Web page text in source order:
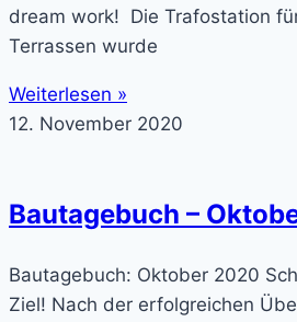
dream work! Die Trafostation
Terrassen wurde
Weiterlesen »
12. November 2020
Bautagebuch –
Bautagebuch: Oktober 2020
Ziel! Nach der erfolgreichen